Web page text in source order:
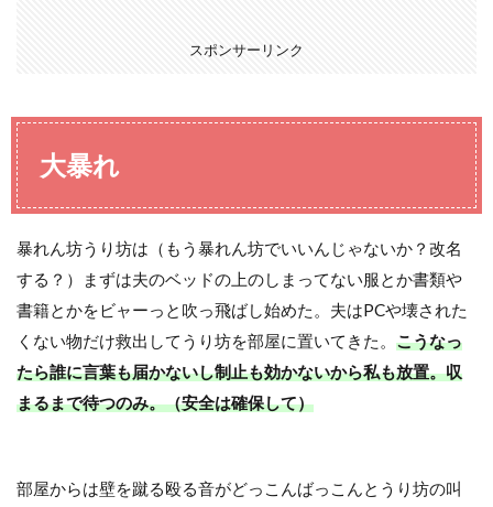
スポンサーリンク
大暴れ
暴れん坊うり坊は（もう暴れん坊でいいんじゃないか？改名
する？）まずは夫のベッドの上のしまってない服とか書類や
書籍とかをビャーっと吹っ飛ばし始めた。夫はPCや壊された
くない物だけ救出してうり坊を部屋に置いてきた。 こうなっ
たら誰に言葉も届かないし制止も効かないから私も放置。収
まるまで待つのみ。（安全は確保して）
部屋からは壁を蹴る殴る音がどっこんばっこんとうり坊の叫